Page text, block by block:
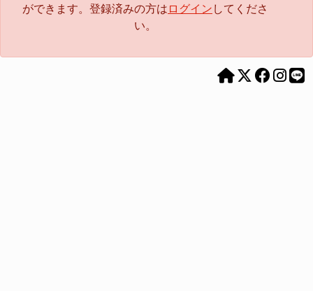
ができます。登録済みの方は ログイン してくださ
い。